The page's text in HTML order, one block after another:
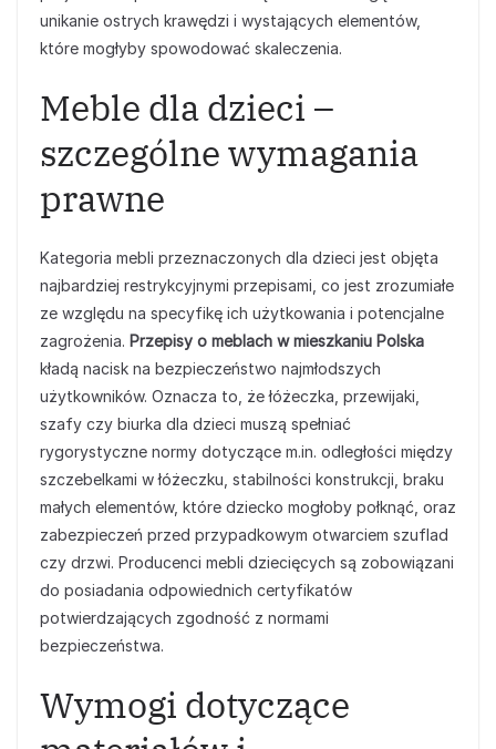
unikanie ostrych krawędzi i wystających elementów,
które mogłyby spowodować skaleczenia.
Meble dla dzieci –
szczególne wymagania
prawne
Kategoria mebli przeznaczonych dla dzieci jest objęta
najbardziej restrykcyjnymi przepisami, co jest zrozumiałe
ze względu na specyfikę ich użytkowania i potencjalne
zagrożenia. Przepisy o meblach w mieszkaniu Polska
kładą nacisk na bezpieczeństwo najmłodszych
użytkowników. Oznacza to, że łóżeczka, przewijaki,
szafy czy biurka dla dzieci muszą spełniać
rygorystyczne normy dotyczące m.in. odległości między
szczebelkami w łóżeczku, stabilności konstrukcji, braku
małych elementów, które dziecko mogłoby połknąć, oraz
zabezpieczeń przed przypadkowym otwarciem szuflad
czy drzwi. Producenci mebli dziecięcych są zobowiązani
do posiadania odpowiednich certyfikatów
potwierdzających zgodność z normami
bezpieczeństwa.
Wymogi dotyczące